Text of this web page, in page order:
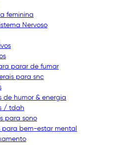
feminina
Nervoso
parar de fumar
para snc
de humor & energia
/ tdah
para sono
para bem-estar mental